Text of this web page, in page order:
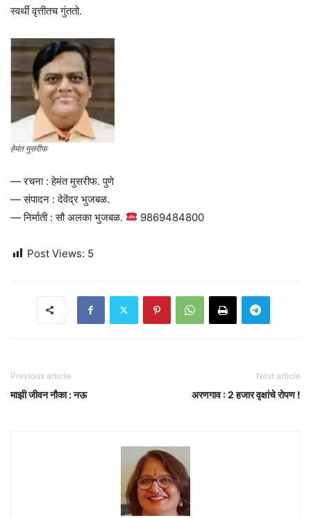
स्वर्थी वृत्तीतच गुंततो.
हेमंत मुसरीफ
— रचना : हेमंत मुसरीफ. पुणे
— संपादन : देवेंद्र भुजबळ.
— निर्माती : सौ अलका भुजबळ.
9869484800
Post Views: 5
Previous article
माझी जीवन नौका : नऊ
Next article
अरणगाव : 2 हजार वृक्षांचे रोपण !